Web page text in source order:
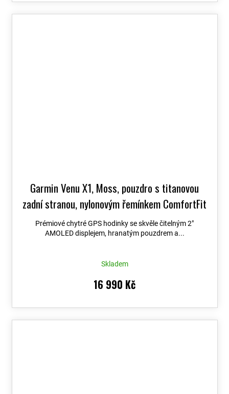
Garmin Venu X1, Moss, pouzdro s titanovou
zadní stranou, nylonovým řemínkem ComfortFit
Moss 010-02980-03+ možnost výměny do 90
dní + Topo Czech PRO Voucher
Prémiové chytré GPS hodinky se skvěle čitelným 2″
AMOLED displejem, hranatým pouzdrem a...
Skladem
16 990 Kč